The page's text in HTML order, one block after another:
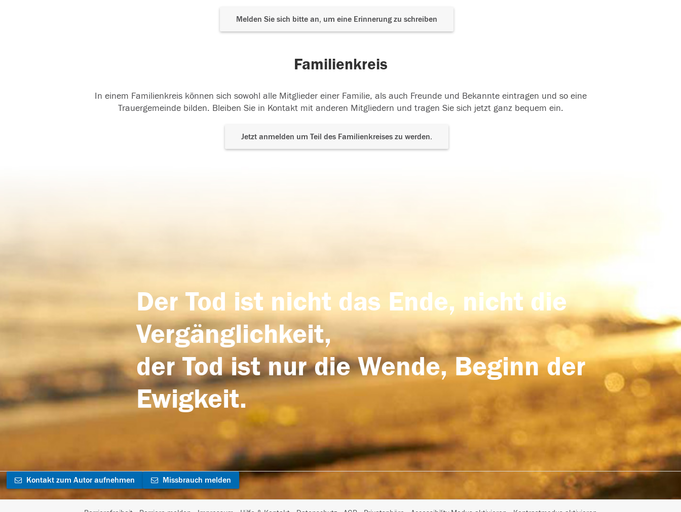
Melden Sie sich bitte an, um eine Erinnerung zu schreiben
Familienkreis
In einem Familienkreis können sich sowohl alle Mitglieder einer Familie, als auch Freunde und Bekannte eintragen und so eine
Trauergemeinde bilden. Bleiben Sie in Kontakt mit anderen Mitgliedern und tragen Sie sich jetzt ganz bequem ein.
Jetzt anmelden um Teil des Familienkreises zu werden.
Der Tod ist nicht das Ende, nicht die
Vergänglichkeit,
der Tod ist nur die Wende, Beginn der
Ewigkeit.
Kontakt zum Autor aufnehmen Missbrauch melden